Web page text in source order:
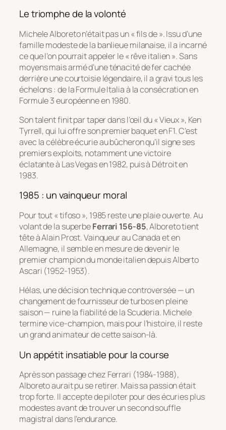
Le triomphe de la volonté
Michele Alboreto n’était pas un « fils de ». Issu d’une
famille modeste de la banlieue milanaise, il a incarné
ce que l’on pourrait appeler le « rêve italien ». Sans
moyens mais armé d’une ténacité de fer cachée
derrière une courtoisie légendaire, il a gravi tous les
échelons : de la Formule Italia à la consécration en
Formule 3 européenne en 1980.
Son talent finit par taper dans l’œil du « Vieux », Ken
Tyrrell, qui lui offre son premier baquet en F1. C’est
avec la célèbre écurie au bûcheron qu’il signe ses
premiers exploits, notamment une victoire
éclatante à Las Vegas en 1982, puis à Détroit en
1983.
1985 : un vainqueur moral
Pour tout « tifoso », 1985 reste une plaie ouverte. Au
volant de la superbeFerrari 156-85, Alboreto tient
tête à Alain Prost. Vainqueur au Canada et en
Allemagne, il semble en mesure de devenir le
premier champion du monde italien depuis Alberto
Ascari (1952-1953).
Hélas, une décision technique controversée — un
changement de fournisseur de turbos en pleine
saison — ruine la fiabilité de la Scuderia. Michele
termine vice-champion, mais pour l’histoire, il reste
un grand animateur de cette saison-là.
Un appétit insatiable pour la course
Après son passage chez Ferrari (1984-1988),
Alboreto aurait pu se retirer. Mais sa passion était
trop forte. Il accepte de piloter pour des écuries plus
modestes avant de trouver un second souffle
magistral dans l’endurance.